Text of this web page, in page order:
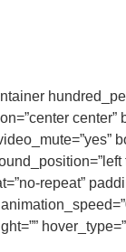
center”
repeat”